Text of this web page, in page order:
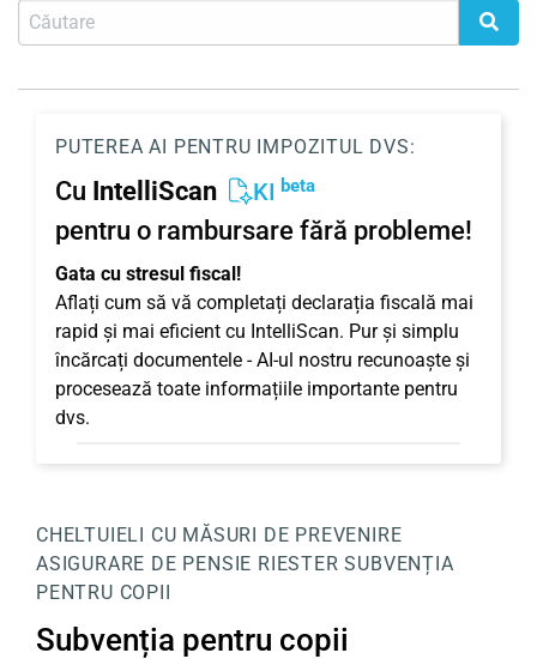
PUTEREA AI PENTRU IMPOZITUL DVS:
Cu IntelliScan KI beta
pentru o rambursare fără probleme!
Gata cu stresul fiscal!
Aflați cum să vă completați declarația fiscală mai
rapid și mai eficient cu IntelliScan. Pur și simplu
încărcați documentele - AI-ul nostru recunoaște și
procesează toate informațiile importante pentru
dvs.
CHELTUIELI CU MĂSURI DE PREVENIRE
ASIGURARE DE PENSIE RIESTER SUBVENȚIA
PENTRU COPII
Subvenția pentru copii